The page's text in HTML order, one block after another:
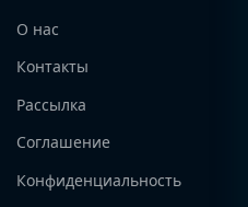
О нас
Контакты
Рассылка
Соглашение
Конфиденциальность